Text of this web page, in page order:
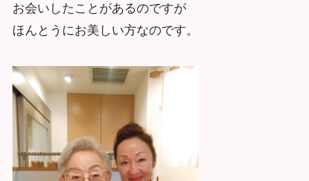
お会いしたことがあるのですが
ほんとうにお美しい方なのです。